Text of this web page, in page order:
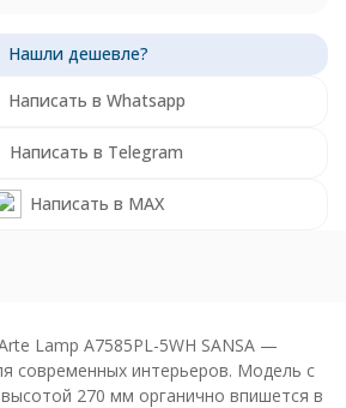
Написать в Whatsapp
Написать в Telegram
Написать в MAX
Lamp A7585PL-5WH SANSA —
современных интерьеров. Модель с
270 мм органично впишется в